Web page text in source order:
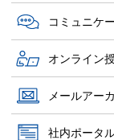
コミュニケ
オンライン
メールアー
社内ポータ